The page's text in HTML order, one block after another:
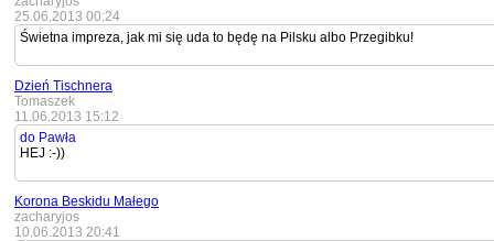
25.06.2013 00:24
Świetna impreza, jak mi się uda to będę na Pilsku albo Przegibku!
Dzień Tischnera
Tomaszek
11.06.2013 15:12
do Pawła
HEJ :-))
Korona Beskidu Małego
zacharyjos
10.06.2013 20:41